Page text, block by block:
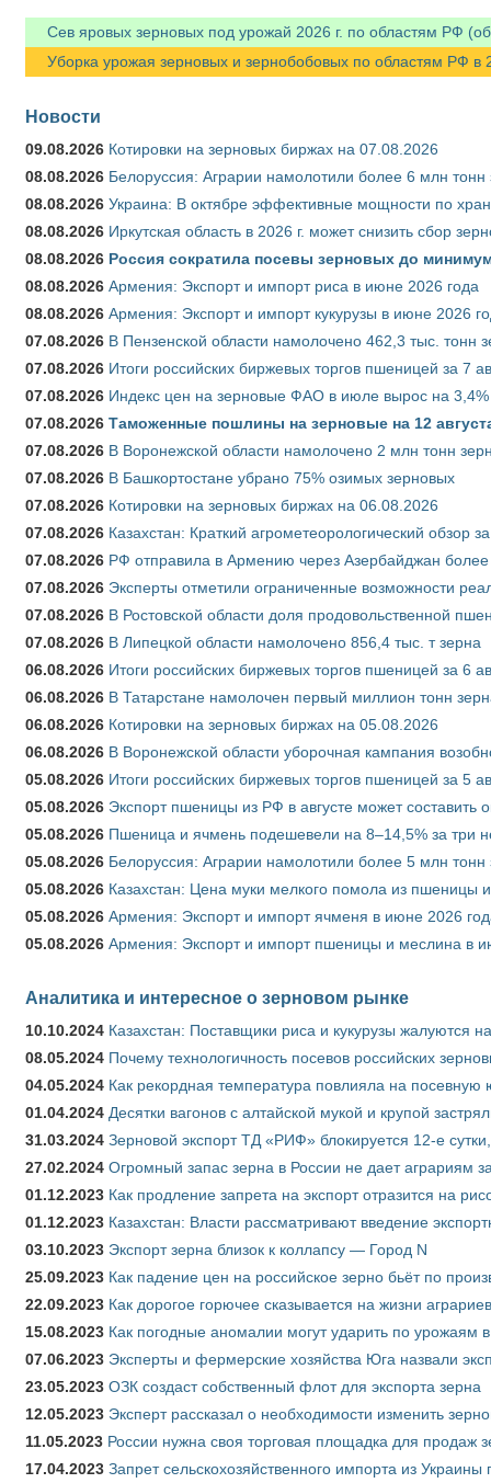
Сев яровых зерновых под урожай 2026 г. по областям РФ
Уборка урожая зерновых и зернобобовых по областям РФ в
Новости
09.08.2026 Котировки на зерновых биржах на 07.08.2026
08.08.2026 Белоруссия: Аграрии намолотили более 6 млн тонн
08.08.2026 Украина: В октябре эффективные мощности по
08.08.2026 Иркутская область в 2026 г. может снизить сбор
08.08.2026 Россия сократила посевы зерновых до
08.08.2026 Армения: Экспорт и импорт риса в июне 2026 года
08.08.2026 Армения: Экспорт и импорт кукурузы в июне 2026
07.08.2026 В Пензенской области намолочено 462,3 тыс. тонн
07.08.2026 Итоги российских биржевых торгов пшеницей за 7
07.08.2026 Индекс цен на зерновые ФАО в июле вырос на 3,4%
07.08.2026 Таможенные пошлины на зерновые на 12
07.08.2026 В Воронежской области намолочено 2 млн тонн
07.08.2026 В Башкортостане убрано 75% озимых зерновых
07.08.2026 Котировки на зерновых биржах на 06.08.2026
07.08.2026 Казахстан: Краткий агрометеорологический обзор
07.08.2026 РФ отправила в Армению через Азербайджан более
07.08.2026 Эксперты отметили ограниченные возможности
07.08.2026 В Ростовской области доля продовольственной
07.08.2026 В Липецкой области намолочено 856,4 тыс. т зерна
06.08.2026 Итоги российских биржевых торгов пшеницей за 6
06.08.2026 В Татарстане намолочен первый миллион тонн
06.08.2026 Котировки на зерновых биржах на 05.08.2026
06.08.2026 В Воронежской области уборочная кампания
05.08.2026 Итоги российских биржевых торгов пшеницей за 5
05.08.2026 Экспорт пшеницы из РФ в августе может составить
05.08.2026 Пшеница и ячмень подешевели на 8–14,5% за три
05.08.2026 Белоруссия: Аграрии намолотили более 5 млн тонн
05.08.2026 Казахстан: Цена муки мелкого помола из пшеницы
05.08.2026 Армения: Экспорт и импорт ячменя в июне 2026
05.08.2026 Армения: Экспорт и импорт пшеницы и меслина в
Аналитика и интересное о зерновом рынке
10.10.2024 Казахстан: Поставщики риса и кукурузы жалуются
08.05.2024 Почему технологичность посевов российских
04.05.2024 Как рекордная температура повлияла на
01.04.2024 Десятки вагонов с алтайской мукой и крупой
31.03.2024 Зерновой экспорт ТД «РИФ» блокируется 12-е
27.02.2024 Огромный запас зерна в России не дает аграриям
01.12.2023 Как продление запрета на экспорт отразится на
01.12.2023 Казахстан: Власти рассматривают введение
03.10.2023 Экспорт зерна близок к коллапсу — Город N
25.09.2023 Как падение цен на российское зерно бьёт по
22.09.2023 Как дорогое горючее сказывается на жизни аграриев
15.08.2023 Как погодные аномалии могут ударить по урожаям
07.06.2023 Эксперты и фермерские хозяйства Юга назвали
23.05.2023 ОЗК создаст собственный флот для экспорта зерна
12.05.2023 Эксперт рассказал о необходимости изменить
11.05.2023 России нужна своя торговая площадка для продаж
17.04.2023 Запрет сельскохозяйственного импорта из